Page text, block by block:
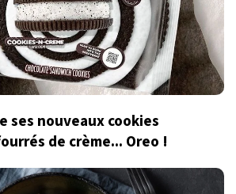
ses nouveaux cookies
de crème... Oreo !